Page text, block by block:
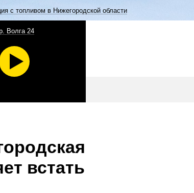
с топливом в Нижегородской области
Волга 24
встать